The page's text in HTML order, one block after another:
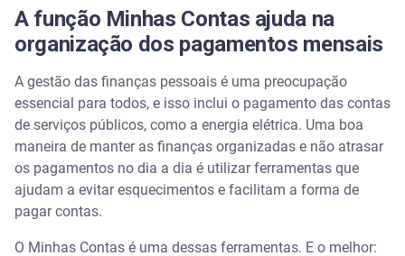
A função Minhas Contas ajuda na
organização dos pagamentos mensais
A gestão das finanças pessoais é uma preocupação
essencial para todos, e isso inclui o pagamento das contas
de serviços públicos, como a energia elétrica. Uma boa
maneira de manter as finanças organizadas e não atrasar
os pagamentos no dia a dia é utilizar ferramentas que
ajudam a evitar esquecimentos e facilitam a forma de
pagar contas.
O Minhas Contas é uma dessas ferramentas. E o melhor: